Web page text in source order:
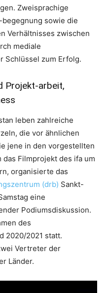
Zweisprachige
sowie die
Verhältnisses zwischen
mediale
Schlüssel zum Erfolg.
Projekt-arbeit,
leben zahlreiche
die vor ähnlichen
jene in den vorgestellten
Filmprojekt des ifa um
organisierte das
(drb) Sankt-
eine
Podiumsdiskussion.
des
2020/2021 statt.
Vertreter der
Länder.